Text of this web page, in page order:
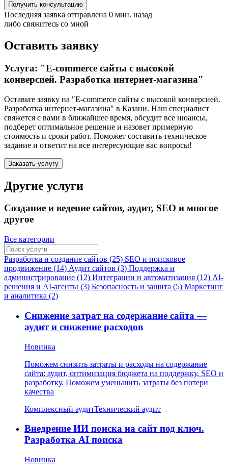
Получить консультацию
Последняя заявка отправлена 0 мин. назад
либо свяжитесь со мной
Оставить заявку
Услуга: "E-commerce сайты с высокой
конверсией. Разработка интернет-магазина"
Оставьте заявку на "E-commerce сайты с высокой конверсией.
Разработка интернет-магазина" в Казани. Наш специалист
свяжется с вами в ближайшее время, обсудит все нюансы,
подберет оптимальное решение и назовет примерную
стоимость и сроки работ. Поможет составить техническое
задание и ответит на все интересующие вас вопросы!
Заказать услугу
Другие услуги
Создание и ведение сайтов, аудит, SEO и многое
другое
Все категории
Разработка и создание сайтов (25) SEO и поисковое
продвижение (14) Аудит сайтов (3) Поддержка и
администрирование (12) Интеграции и автоматизация (12) AI-
решения и AI-агенты (3) Безопасность и защита (5) Маркетинг
и аналитика (2)
Снижение затрат на содержание сайта —
аудит и снижение расходов
Новинка
Поможем снизить затраты и расходы на содержание
сайта: аудит, оптимизация бюджета на поддержку, SEO и
разработку. Поможем уменьшить затраты без потери
качества
Комплексный аудитТехнический аудит
Внедрение ИИ поиска на сайт под ключ.
Разработка AI поиска
Новинка